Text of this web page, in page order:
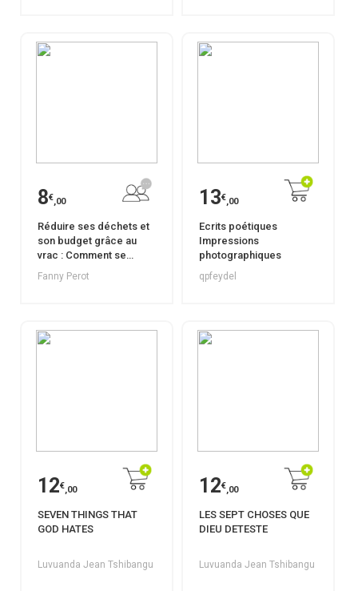
8€,00
Réduire ses déchets et
son budget grâce au
vrac : Comment se
lancer facilement
Fanny Perot
13€,00
Ecrits poétiques
Impressions
photographiques
qpfeydel
12€,00
SEVEN THINGS THAT
GOD HATES
Luvuanda Jean Tshibangu
12€,00
LES SEPT CHOSES QUE
DIEU DETESTE
Luvuanda Jean Tshibangu